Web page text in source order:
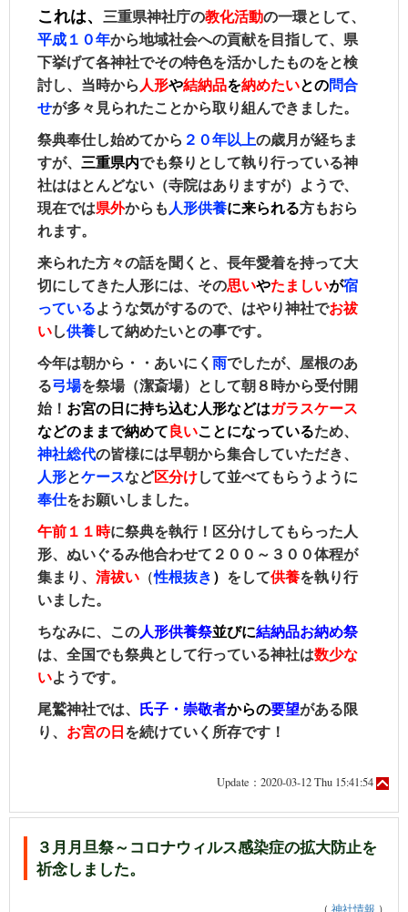
これは、 三重県神社庁の教化活動の一環として、
平成１０年から地域社会への貢献を目指して、県
下挙げて各神社でその特色を活かしたものをと検
討し、 当時から 人形や結納品を納めたいとの問合
せが多々見られたことから取り組んできました。
祭典奉仕し始めてから ２０年以上の歳月が経ちま
すが、 三重県内でも祭りとして執り行っている神
社ははとんどない（寺院はありますが）ようで、
現在では県外からも 人形供養に来られる方もおら
れます。
来られた方々の話を聞くと、長年愛着を持って大
切にしてきた人形には、その思いやたましいが宿
っているような気がするので、はやり神社でお祓
いし供養して納めたいとの事です。
今年は朝から・・あいにく 雨でしたが、屋根のあ
る弓場を祭場（潔斎場）として朝８時から受付開
始！ お宮の日に持ち込む人形などはガラスケース
などのままで納めて 良いことになっているため、
神社総代の皆様には早朝から集合していただき、
人形とケースなど区分けして並べてもらうように
奉仕をお願いしました。
午前１１時に祭典を執行！区分けしてもらった人
形、ぬいぐるみ他合わせて２００～３００体程が
集まり、 清祓い （性根抜き ） をして供養を執り行
いました。
ちなみに、この人形供養祭並びに結納品お納め祭
は、全国でも祭典として行っている神社は数少な
いようです。
尾鷲神社では、 氏子・崇敬者からの要望がある限
り、 お宮の日 を続けていく所存です！
Update：2020-03-12 Thu 15:41:54
３月月旦祭～コロナウィルス感染症の拡大防止を
祈念しました。
（ 神社情報 ）